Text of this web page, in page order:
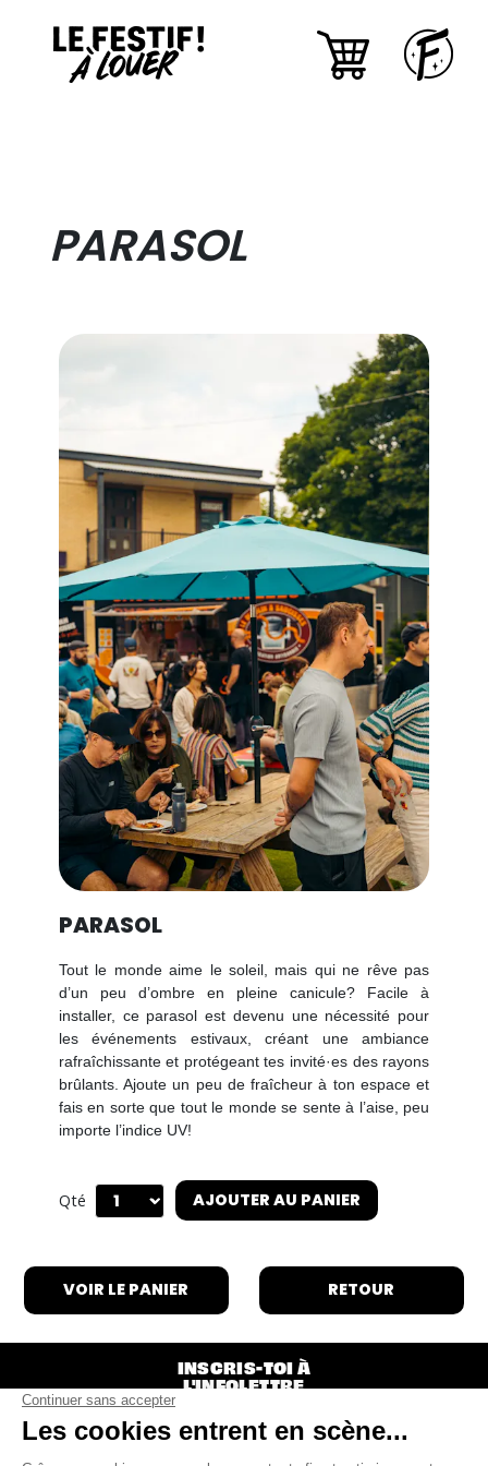
PARASOL
PARASOL
Tout le monde aime le soleil, mais qui ne rêve pas
d’un peu d’ombre en pleine canicule? Facile à
installer, ce parasol est devenu une nécessité pour
les événements estivaux, créant une ambiance
rafraîchissante et protégeant tes invité·es des rayons
brûlants. Ajoute un peu de fraîcheur à ton espace et
fais en sorte que tout le monde se sente à l’aise, peu
importe l’indice UV!
Qté AJOUTER AU PANIER
VOIR LE PANIER RETOUR
INSCRIS-TOI À
L'INFOLETTRE